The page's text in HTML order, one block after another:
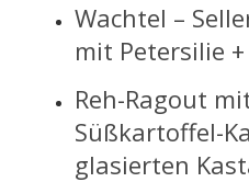
Wachtel –
mit Petersilie
Reh-Ragout
Süßkartoffel-
glasierten